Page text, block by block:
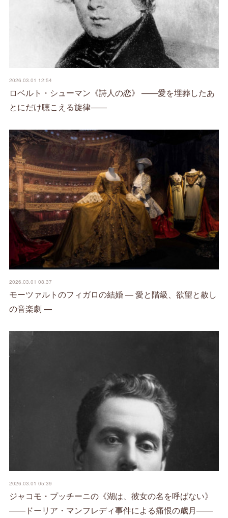
2026.03.01 12:54
ロベルト・シューマン《詩人の恋》 ――愛を埋葬したあ
とにだけ聴こえる旋律――
2026.03.01 08:37
モーツァルトのフィガロの結婚 — 愛と階級、欲望と赦し
の音楽劇 —
2026.03.01 05:39
ジャコモ・プッチーニの《湖は、彼女の名を呼ばない》
――ドーリア・マンフレディ事件による痛恨の歳月――